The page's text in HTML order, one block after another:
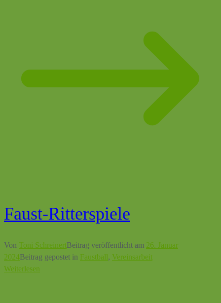
Faust-Ritterspiele
Von Toni SchreinertBeitrag veröffentlicht am 26. Januar
2024Beitrag gepostet in Faustball, Vereinsarbeit
Weiterlesen